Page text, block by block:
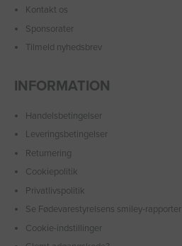
Kontakt os
Sponsorater
Tilmeld nyhedsbrev
INFORMATION
Handelsbetingelser
Leveringsbetingelser
Returnering
Cookiepolitik
Privatlivspolitik
Se Fødevarestyrelsens smiley-rapporter
Cookie-indstillinger